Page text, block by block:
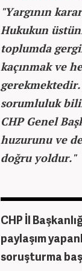
"Yargının
Hukukun
toplumda
kaçınmak ve
gerekmektedir.
sorumluluk
CHP Genel
huzurunu ve
doğru yoldur."
CHP İl
paylaşım
soruşturma